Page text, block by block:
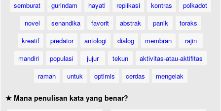
semburat
gurindam hayati replikasi kontras
polkadot
novel
senandika favorit abstrak panik
toraks
kreatif
predator antologi dialog membran
rajin
mandiri
populasi jujur tekun
aktivitas-atau-aktifitas
ramah
untuk optimis cerdas mengelak
★ Mana penulisan kata yang benar?